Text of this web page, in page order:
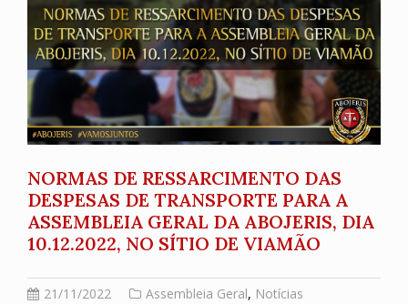
NORMAS DE RESSARCIMENTO DAS
DESPESAS DE TRANSPORTE PARA A
ASSEMBLEIA GERAL DA ABOJERIS, DIA
10.12.2022, NO SÍTIO DE VIAMÃO
21/11/2022 Assembleia Geral, Notícias